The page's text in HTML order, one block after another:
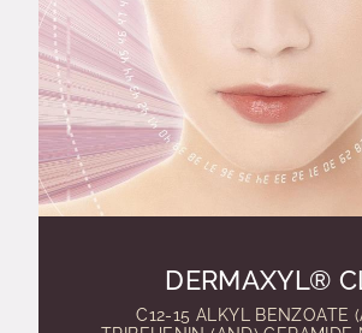
DERMAXYL®
C12-15 ALKYL BENZOATE